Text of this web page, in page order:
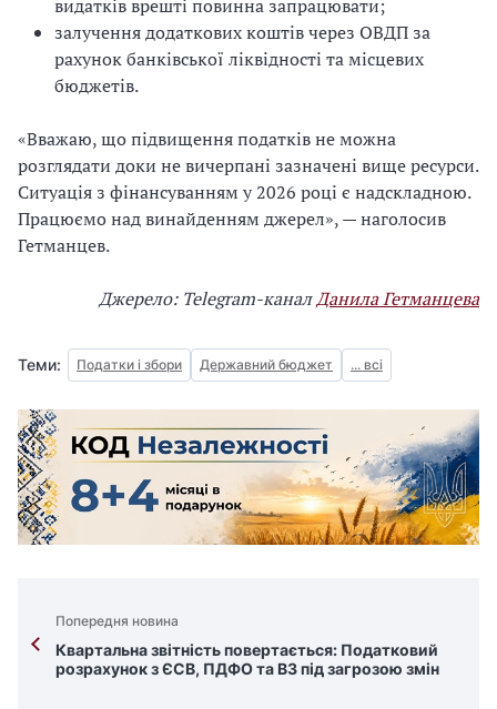
видатків врешті повинна запрацювати;
залучення додаткових коштів через ОВДП за
рахунок банківської ліквідності та місцевих
бюджетів.
«Вважаю, що підвищення податків не можна
розглядати доки не вичерпані зазначені вище ресурси.
Ситуація з фінансуванням у 2026 році є надскладною.
Працюємо над винайденням джерел», — наголосив
Гетманцев.
Джерело: Telegram-каналДанила Гетманцева
Теми: Податки і збори Державний бюджет ... всі
Попередня новина
Квартальна звітність повертається: Податковий
розрахунок з ЄСВ, ПДФО та ВЗ під загрозою змін